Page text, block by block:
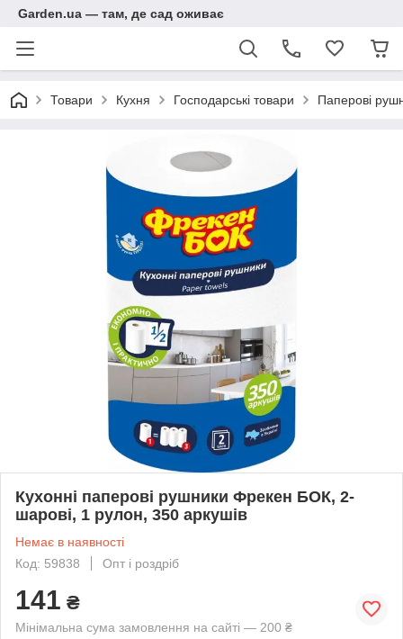
Garden.ua — там, де сад оживає
Товари Кухня Господарські товари Паперові
Кухонні паперові рушники Фрекен БОК, 2-
шарові, 1 рулон, 350 аркушів
Немає в наявності
Код: 59838
Опт і роздріб
141 ₴
Мінімальна сума замовлення на сайті — 200 ₴